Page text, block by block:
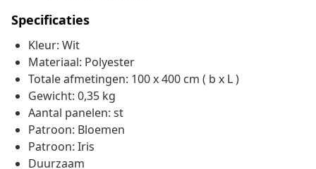
Specificaties
Kleur: Wit
Materiaal: Polyester
Totale afmetingen: 100 x 400 cm ( b x L )
Gewicht: 0,35 kg
Aantal panelen: st
Patroon: Bloemen
Patroon: Iris
Duurzaam